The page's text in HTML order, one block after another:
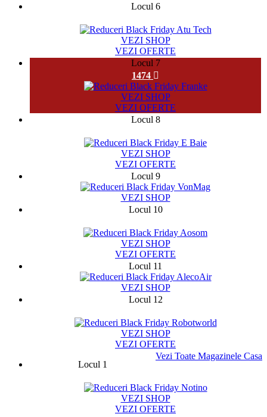
Locul 6
VEZI SHOP
VEZI OFERTE
Locul 7
1474
VEZI SHOP
VEZI OFERTE
Locul 8
VEZI SHOP
VEZI OFERTE
Locul 9
VEZI SHOP
Locul 10
VEZI SHOP
VEZI OFERTE
Locul 11
VEZI SHOP
Locul 12
VEZI SHOP
VEZI OFERTE
Vezi Toate Magazinele Casa
Locul 1
VEZI SHOP
VEZI OFERTE